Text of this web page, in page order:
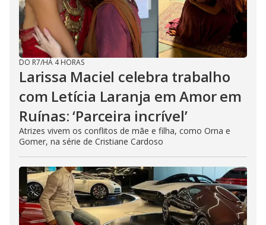
DO R7/HÁ 4 HORAS
Larissa Maciel celebra trabalho
com Letícia Laranja em Amor em
Ruínas: ‘Parceira incrível’
Atrizes vivem os conflitos de mãe e filha, como Orna e
Gomer, na série de Cristiane Cardoso